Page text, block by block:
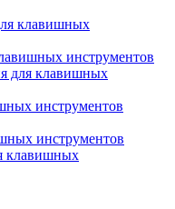
клавишных
инструментов
для клавишных
инструментов
инструментов
клавишных